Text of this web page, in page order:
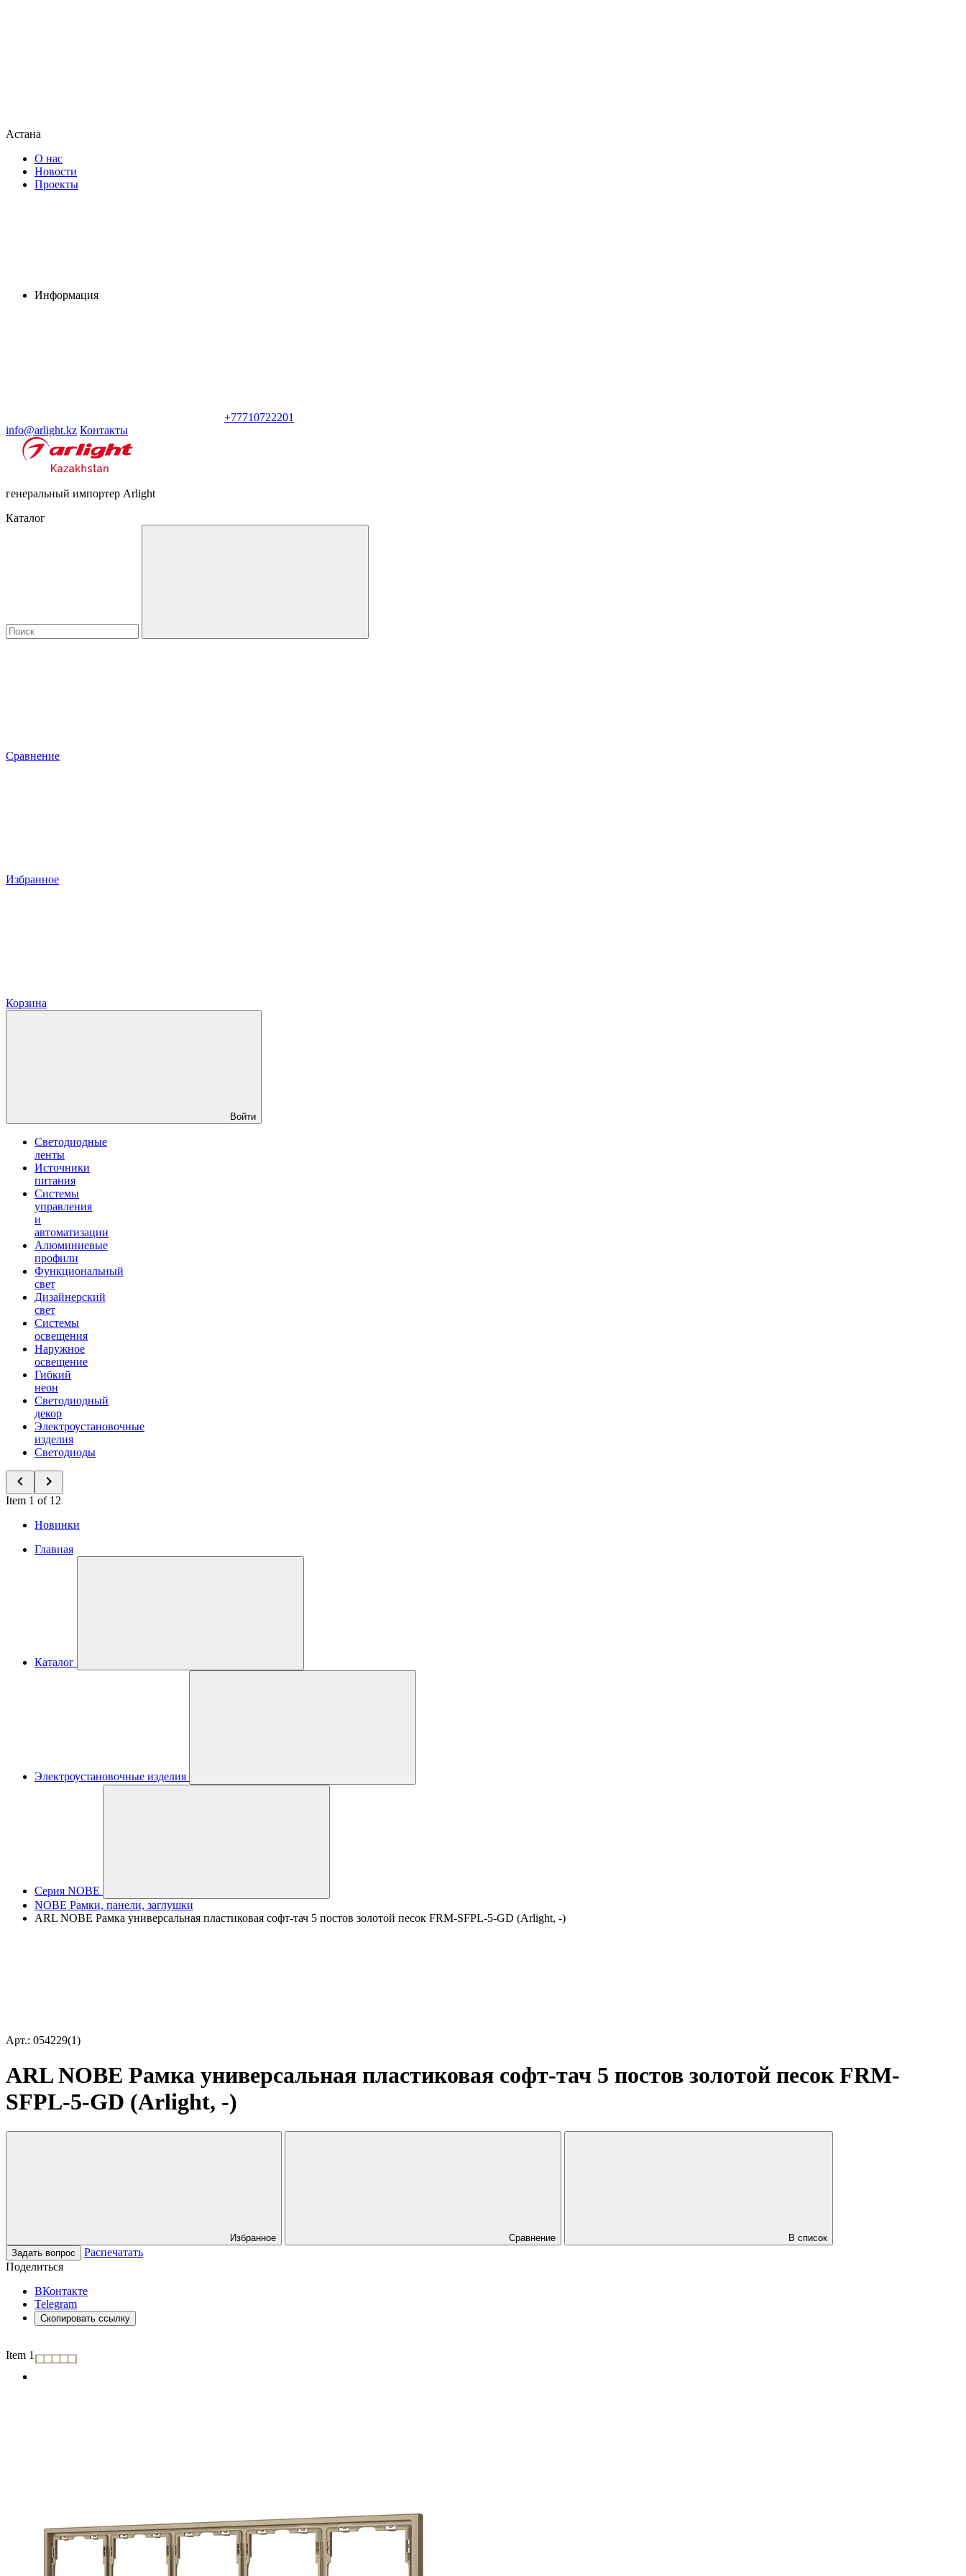
Астана
О нас
Новости
Проекты
Информация
+77710722201
info@arlight.kz Контакты
генеральный импортер Arlight
Каталог
Сравнение
Избранное
Корзина
Войти
Светодиодные
ленты
Источники
питания
Системы
управления
и
автоматизации
Алюминиевые
профили
Функциональный
свет
Дизайнерский
свет
Системы
освещения
Наружное
освещение
Гибкий
неон
Светодиодный
декор
Электроустановочные
изделия
Светодиоды
Item 1 of 12
Новинки
Главная
Каталог
Электроустановочные изделия
Серия NOBE
NOBE Рамки, панели, заглушки
ARL NOBE Рамка универсальная пластиковая софт-тач 5 постов золотой песок FRM-SFPL-5-GD (Arlight, -)
Арт.: 054229(1)
ARL NOBE Рамка универсальная пластиковая софт-тач 5 постов золотой песок FRM-
SFPL-5-GD (Arlight, -)
Избранное Сравнение
В список
Задать вопрос
Распечатать
Поделиться
ВКонтакте
Telegram
Скопировать ссылку
Item 1 of 3